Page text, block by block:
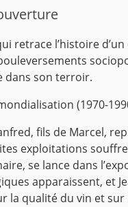
retrace l’histoire
dans son terroir.
(1970-
fils de Marcel,
exploitations
se lance dans
apparaissent, et
la qualité du vin et